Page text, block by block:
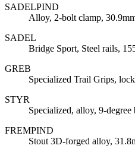
SADELPIND
Alloy, 2-bolt clamp,
SADEL
Bridge Sport, Steel rails,
GREB
Specialized Trail Grips,
STYR
Specialized, alloy, 9-
FREMPIND
Stout 3D-forged alloy,